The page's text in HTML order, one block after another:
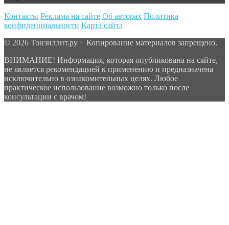
Контакты Реклама на сайте Об авторах Политика
конфиденциальности Карта сайта
© 2026 Тонзиллит.ру · Копирование материалов запрещено.
ВНИМАНИЕ! Информация, которая опубликована на сайте,
не является рекомендацией к применению и предназначена
исключительно в ознакомительных целях. Любое
практическое использование возможно только после
консультации с врачом!